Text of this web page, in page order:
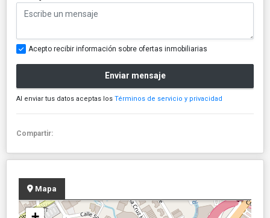
Acepto recibir información sobre ofertas inmobiliarias
Enviar mensaje
Al enviar tus datos aceptas los Términos de servicio y privacidad
Compartir:
Mapa